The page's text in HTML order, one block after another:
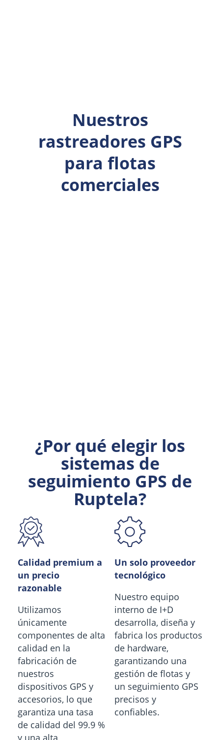
Nuestros
rastreadores GPS
para flotas
comerciales
Segmento avanzado
Lectura CAN para HCV y LCV
Comunicación por audio
Lectura de remolques y frío
¿Por qué elegir los
sistemas de
seguimiento GPS de
Ruptela?
Calidad premium a
un precio
razonable
Utilizamos
únicamente
componentes de alta
calidad en la
fabricación de
nuestros
dispositivos GPS y
accesorios, lo que
garantiza una tasa
de calidad del 99.9 %
y una alta
Un solo proveedor
tecnológico
Nuestro equipo
interno de I+D
desarrolla, diseña y
fabrica los productos
de hardware,
garantizando una
gestión de flotas y
un seguimiento GPS
precisos y
confiables.